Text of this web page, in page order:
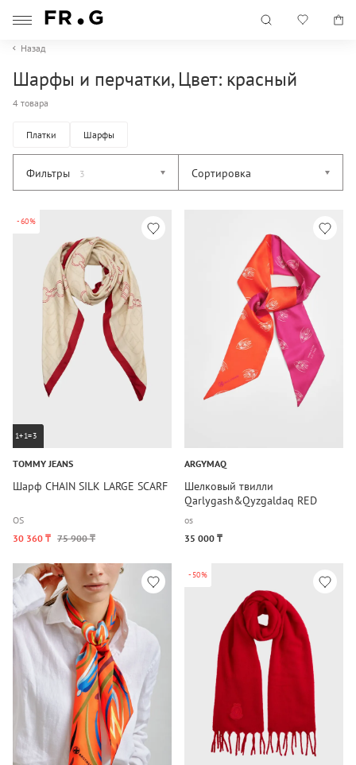
Назад
Шарфы и перчатки, Цвет: красный
4 товара
Платки Шарфы
Фильтры 3 Сортировка
-60%
1+1=3
TOMMY JEANS
Шарф CHAIN SILK LARGE SCARF
OS
30 360 ₸ 75 900 ₸
ARGYMAQ
Шелковый твилли
Qarlygash&Qyzgaldaq RED
os
35 000 ₸
-50%